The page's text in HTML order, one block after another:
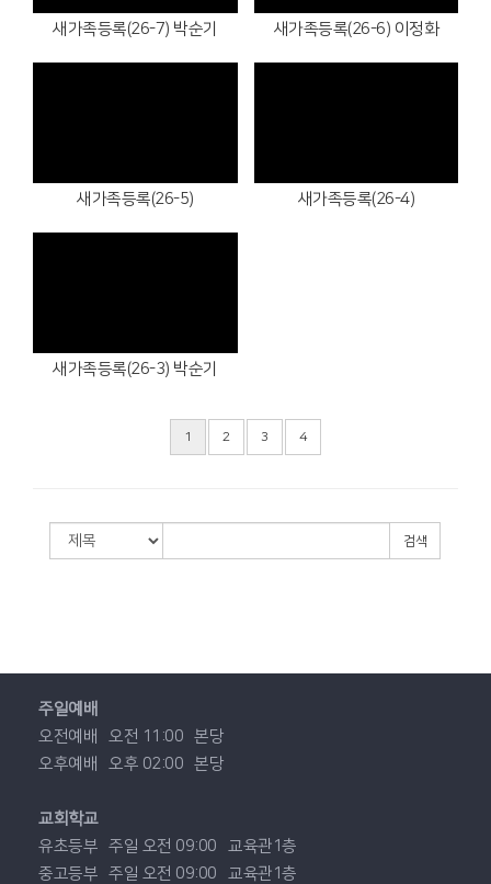
새가족등록(26-7) 박순기 새가족등록(26-6) 이정화
새가족등록(26-5) 새가족등록(26-4)
새가족등록(26-3) 박순기
1 2 3 4
검색
주일예배
오전예배
오전 11:00 본당
오후예배
오후 02:00 본당
교회학교
유초등부 주일 오전 09:00
교육관1층
중고등부 주일 오전 09:00 교육관1층